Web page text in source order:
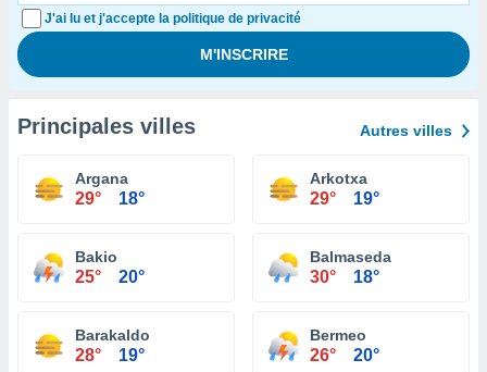
J'ai lu et j'accepte la politique de privacité
Principales villes Autres villes
Argana
29° 18°
Arkotxa
29° 19°
Bakio
25° 20°
Balmaseda
30° 18°
Barakaldo
28° 19°
Bermeo
26° 20°